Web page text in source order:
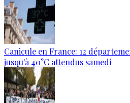
Canicule en France: 12
jusqu'à 40°C attendus samedi